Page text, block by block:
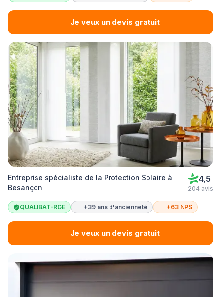
Je veux un devis gratuit
Entreprise spécialiste de la Protection Solaire à
Besançon
4,5
204 avis
QUALIBAT-RGE +39 ans d'ancienneté +63 NPS
Je veux un devis gratuit